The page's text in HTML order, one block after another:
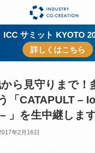
ICC サミット KYOTO
詳しくはこちら
ら見守りまで！
「CATAPULT –
」を生中継します
年2月16日